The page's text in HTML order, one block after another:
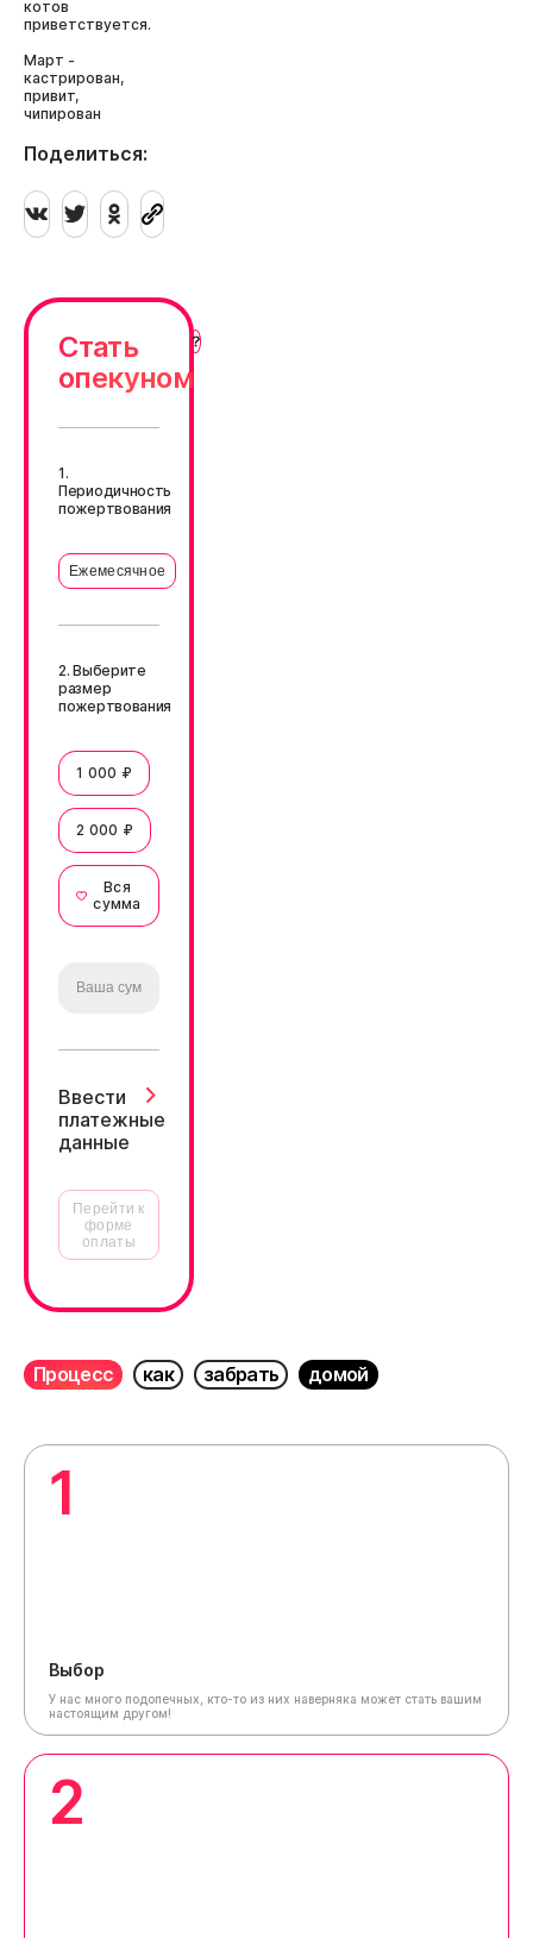
котов
приветствуется.
Март -
кастрирован,
привит,
чипирован
Поделиться:
Стать
опекуном
1.
Периодичность
пожертвования
Ежемесячное
2. Выберите
размер
пожертвования
1 000 ₽
2 000 ₽
Вся
сумма
Ввести
платежные
данные
Перейти к
форме
оплаты
Процесс как забрать домой
1
Выбор
У нас много подопечных, кто-то из них наверняка может стать вашим
настоящим другом!
2